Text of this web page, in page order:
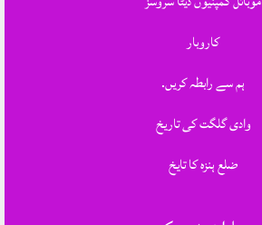
کاروبار
ہم سے رابطہ کریں.
وادی گلگت کی تاریخ
ضلع ہنزہ کا تایخ